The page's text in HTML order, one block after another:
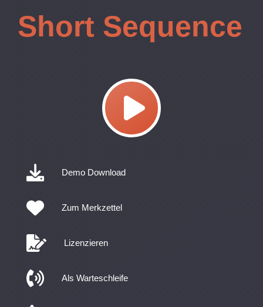
Short Sequence
Demo Download
Zum Merkzettel
Lizenzieren
Als Warteschleife